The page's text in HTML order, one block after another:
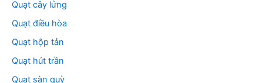
Quạt cây lửng
Quạt điều hòa
Quạt hộp tản
Quạt hút trần
Quạt sàn quỳ